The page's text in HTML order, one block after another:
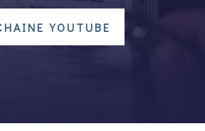
YOUTUBE